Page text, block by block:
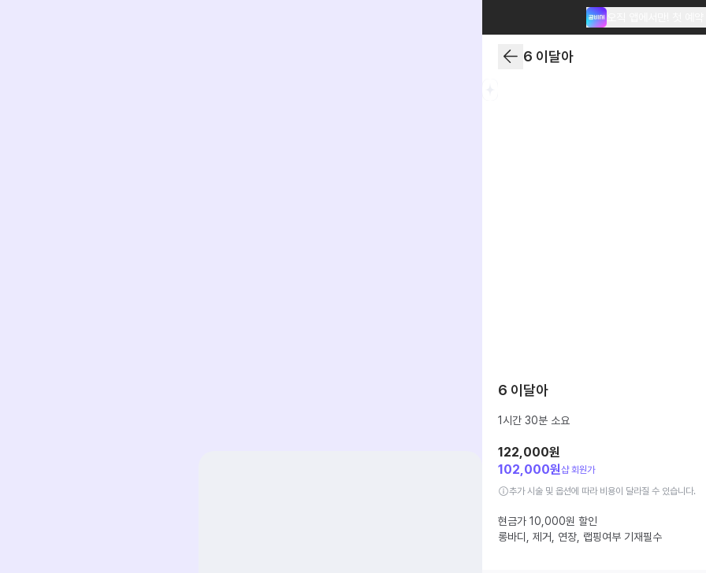
6 이달아
6 이달아
1시간 30분 소요
122,000원
102,000원샵 회원가
추가 시술 및 옵션에 따라 비용이 달라질 수 있습니다.
현금가 10,000원 할인
롱바디, 제거, 연장, 랩핑여부 기재필수